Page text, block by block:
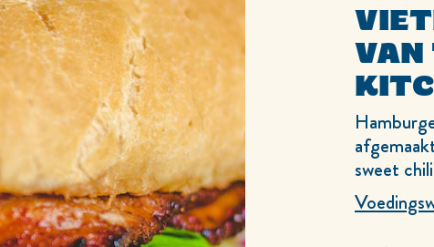
VAN
sweet